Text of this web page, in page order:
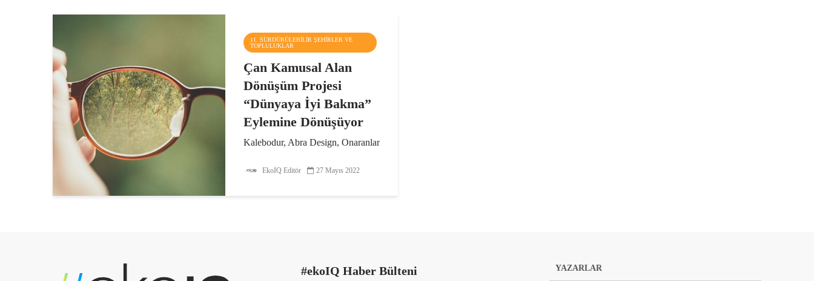
11. SÜRDÜRÜLEBILIR ŞEHIRLER VE
TOPLULUKLAR
Çan Kamusal Alan
Dönüşüm Projesi
“Dünyaya İyi Bakma”
Eylemine Dönüşüyor
Kalebodur, Abra Design, Onaranlar
Kamusal Alan Dönüşüm Projesi”
EkoIQ Editör 27 Mayıs 2022
#ekoIQ Haber Bülteni YAZARLAR